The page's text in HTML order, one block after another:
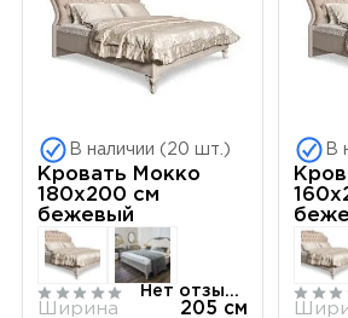
В наличии (20 шт.)
Кровать Мокко
180x200 см
бежевый
Нет отзывов
Ширина
205 см
В